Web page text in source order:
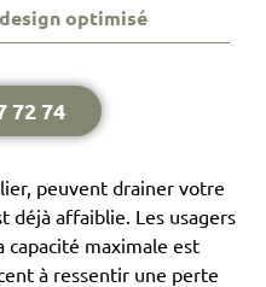
optimisé
72 74
peuvent drainer votre
déjà affaiblie. Les usagers
maximale est
à ressentir une perte